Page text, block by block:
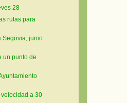
28
rutas para
Segovia, junio
un punto de
a 30